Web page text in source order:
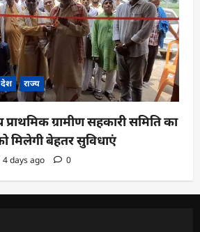
देश राज्य
ग्रामीण सहकारी समिति का
मिलेगी बेहतर सुविधाएं
4 days ago 0